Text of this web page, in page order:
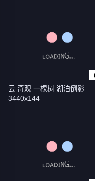
云 奇观 一棵树 湖泊倒影
3440x144